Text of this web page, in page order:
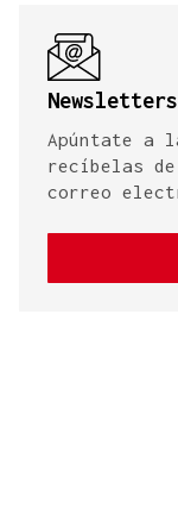
Apúntate a
recíbelas
correo